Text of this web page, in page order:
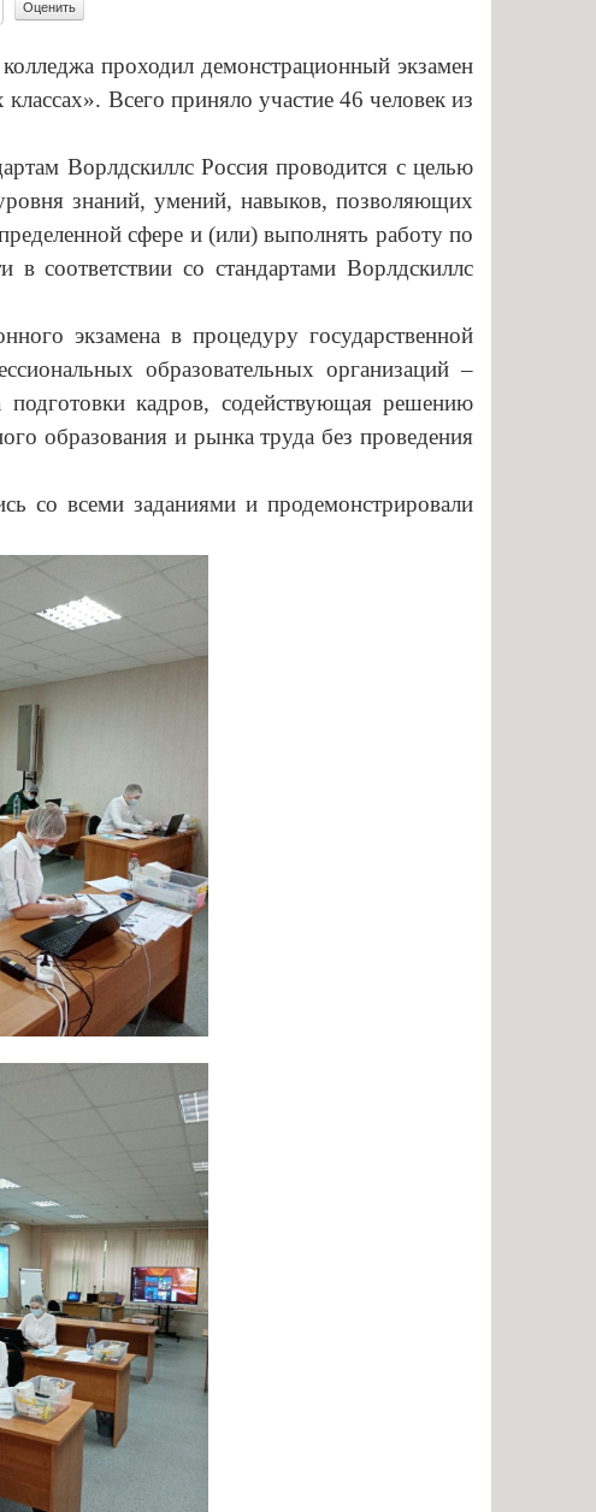
возможностями
заявлений абитуриентов
для абитуриентов
ответы
кредит с
поддержкой
приема
граждан
проходил демонстрационный экзамен
Всего приняло участие 46 человек из
Ворлдскиллс Россия проводится с целью
знаний, умений, навыков, позволяющих
сфере и (или) выполнять работу по
в соответствии со стандартами Ворлдскиллс
экзамена в процедуру государственной
образовательных организаций –
подготовки кадров, содействующая решению
образования и рынка труда без проведения
со всеми заданиями и продемонстрировали